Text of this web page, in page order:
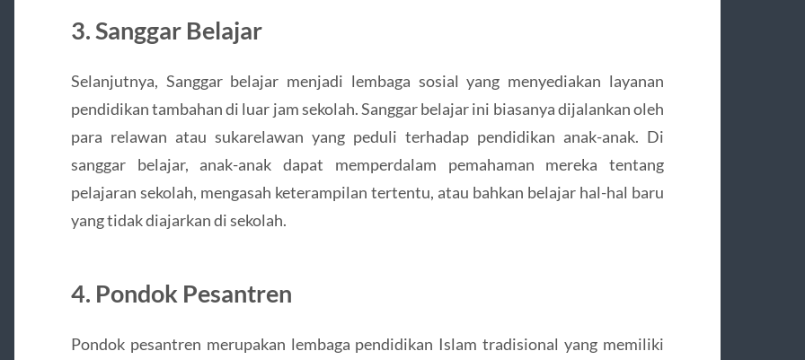
3. Sanggar Belajar
Selanjutnya, Sanggar belajar menjadi lembaga sosial yang menyediakan layanan
pendidikan tambahan di luar jam sekolah. Sanggar belajar ini biasanya dijalankan oleh
para relawan atau sukarelawan yang peduli terhadap pendidikan anak-anak. Di
sanggar belajar, anak-anak dapat memperdalam pemahaman mereka tentang
pelajaran sekolah, mengasah keterampilan tertentu, atau bahkan belajar hal-hal baru
yang tidak diajarkan di sekolah.
4. Pondok Pesantren
Pondok pesantren merupakan lembaga pendidikan Islam tradisional yang memiliki